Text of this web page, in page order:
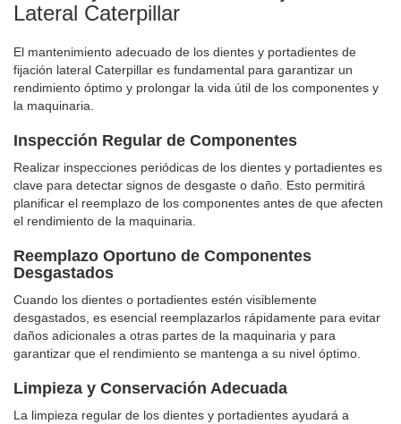
Lateral Caterpillar
El mantenimiento adecuado de los dientes y portadientes de
fijación lateral Caterpillar es fundamental para garantizar un
rendimiento óptimo y prolongar la vida útil de los componentes y
la maquinaria.
Inspección Regular de Componentes
Realizar inspecciones periódicas de los dientes y portadientes es
clave para detectar signos de desgaste o daño. Esto permitirá
planificar el reemplazo de los componentes antes de que afecten
el rendimiento de la maquinaria.
Reemplazo Oportuno de Componentes
Desgastados
Cuando los dientes o portadientes estén visiblemente
desgastados, es esencial reemplazarlos rápidamente para evitar
daños adicionales a otras partes de la maquinaria y para
garantizar que el rendimiento se mantenga a su nivel óptimo.
Limpieza y Conservación Adecuada
La limpieza regular de los dientes y portadientes ayudará a